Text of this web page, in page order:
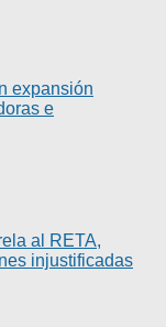
expansión
e
al RETA,
injustificadas